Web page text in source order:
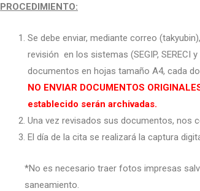
PROCEDIMIENTO:
Se debe enviar, mediante correo
revisión en los sistemas (SEGIP, SERECI
documentos en hojas tamaño A4, cada
NO ENVIAR DOCUMENTOS
establecido serán archivadas.
Una vez revisados sus documentos, nos
Eldía de la cita se realizará la captura
*No es necesario traer fotos impresas
saneamiento.